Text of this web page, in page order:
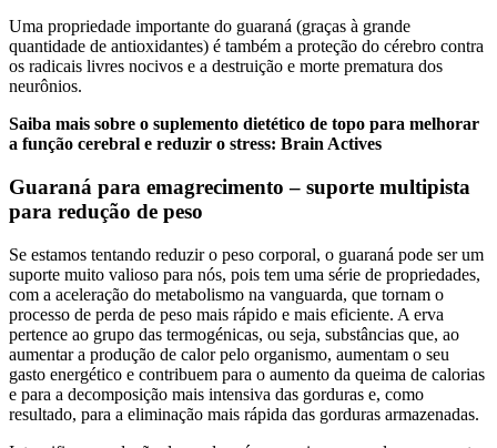
Uma propriedade importante do guaraná (graças à grande
quantidade de antioxidantes) é também a proteção do cérebro contra
os radicais livres nocivos e a destruição e morte prematura dos
neurônios.
Saiba mais sobre o suplemento dietético de topo para melhorar
a função cerebral e reduzir o stress: Brain Actives
Guaraná para emagrecimento – suporte multipista
para redução de peso
Se estamos tentando reduzir o peso corporal, o guaraná pode ser um
suporte muito valioso para nós, pois tem uma série de propriedades,
com a aceleração do metabolismo na vanguarda, que tornam o
processo de perda de peso mais rápido e mais eficiente. A erva
pertence ao grupo das termogénicas, ou seja, substâncias que, ao
aumentar a produção de calor pelo organismo, aumentam o seu
gasto energético e contribuem para o aumento da queima de calorias
e para a decomposição mais intensiva das gorduras e, como
resultado, para a eliminação mais rápida das gorduras armazenadas.